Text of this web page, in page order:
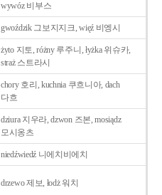
wywóz 비부스
gwoździk 그보지지크, więź 비엥시
żyto 지토, różny 루주니, łyżka 위슈카,
straż 스트라시
chory 호리, kuchnia 쿠흐니아, dach
다흐
dziura 지우라, dzwon 즈본, mosiądz
모시옹츠
niedźwiedź 니에치비에치
drzewo 제보, łodż 워치